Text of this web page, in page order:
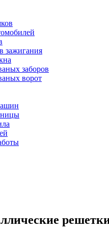
зажигания
заборов
ворот